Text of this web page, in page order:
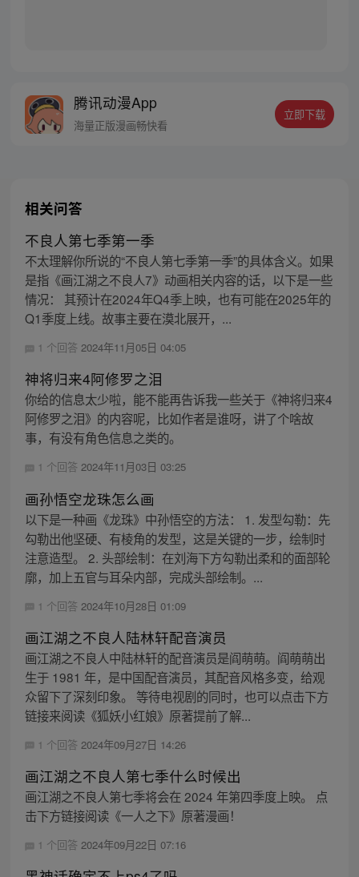
腾讯动漫App
海量正版漫画畅快看
立即下载
相关问答
不良人第七季第一季
不太理解你所说的“不良人第七季第一季”的具体含义。如果
是指《画江湖之不良人7》动画相关内容的话，以下是一些
情况： 其预计在2024年Q4季上映，也有可能在2025年的
Q1季度上线。故事主要在漠北展开，...
1 个回答 2024年11月05日 04:05
神将归来4阿修罗之泪
你给的信息太少啦，能不能再告诉我一些关于《神将归来4
阿修罗之泪》的内容呢，比如作者是谁呀，讲了个啥故
事，有没有角色信息之类的。
1 个回答 2024年11月03日 03:25
画孙悟空龙珠怎么画
以下是一种画《龙珠》中孙悟空的方法： 1. 发型勾勒：先
勾勒出他坚硬、有棱角的发型，这是关键的一步，绘制时
注意造型。 2. 头部绘制：在刘海下方勾勒出柔和的面部轮
廓，加上五官与耳朵内部，完成头部绘制。...
1 个回答 2024年10月28日 01:09
画江湖之不良人陆林轩配音演员
画江湖之不良人中陆林轩的配音演员是阎萌萌。阎萌萌出
生于 1981 年，是中国配音演员，其配音风格多变，给观
众留下了深刻印象。 等待电视剧的同时，也可以点击下方
链接来阅读《狐妖小红娘》原著提前了解...
1 个回答 2024年09月27日 14:26
画江湖之不良人第七季什么时候出
画江湖之不良人第七季将会在 2024 年第四季度上映。 点
击下方链接阅读《一人之下》原著漫画！
1 个回答 2024年09月22日 07:16